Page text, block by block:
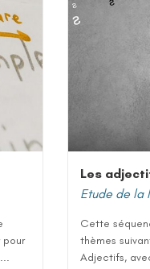
pour
Les
Etude de la
Cette
thèmes
Adjectifs,